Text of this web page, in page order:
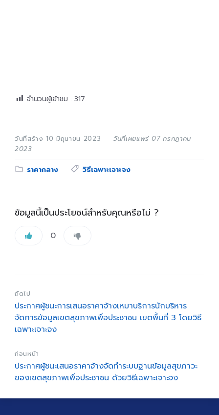
จำนวนผู้เข้าชม : 317
วันที่สร้าง 10 มิถุนายน 2023
วันที่เผยแพร่ 07 กรกฎาคม
2023
Category:
ราคากลาง Tags:
วิธีเฉพาะเจาะจง
ข้อมูลนี้เป็นประโยชน์สำหรับคุณหรือไม่ ?
0
ถัดไป
ประกาศผู้ชนะการเสนอราคาจ้างเหมาบริการนักบริหาร
จัดการข้อมูลเขตสุขภาพเพื่อประชาชน เขตพื้นที่ 3 โดยวิธี
เฉพาะเจาะจง
ก่อนหน้า
ประกาศผู้ชนะเสนอราคาจ้างจัดทำระบบฐานข้อมูลสุขภาวะ
ของเขตสุขภาพเพื่อประชาชน ด้วยวิธีเฉพาะเจาะจง